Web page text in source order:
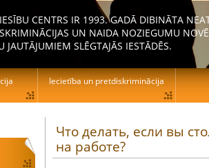
Что делать, если вы
на работе?
CENTRS IR 1993. GADĀ DIBINĀTA
UN NAIDA NOZIEGUMU
JAUTĀJUMIEM SLĒGTAJĀS IESTĀDĒS.
Iecietība un pretdiskriminācija